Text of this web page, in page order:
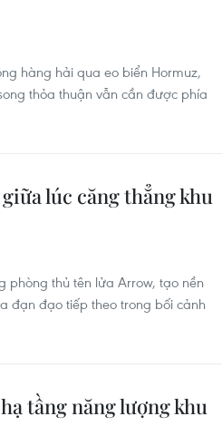
hàng hải qua eo biển Hormuz,
thỏa thuận vẫn cần được phía
lúc căng thẳng khu
phòng thủ tên lửa Arrow, tạo nền
đạn đạo tiếp theo trong bối cảnh
tầng năng lượng khu